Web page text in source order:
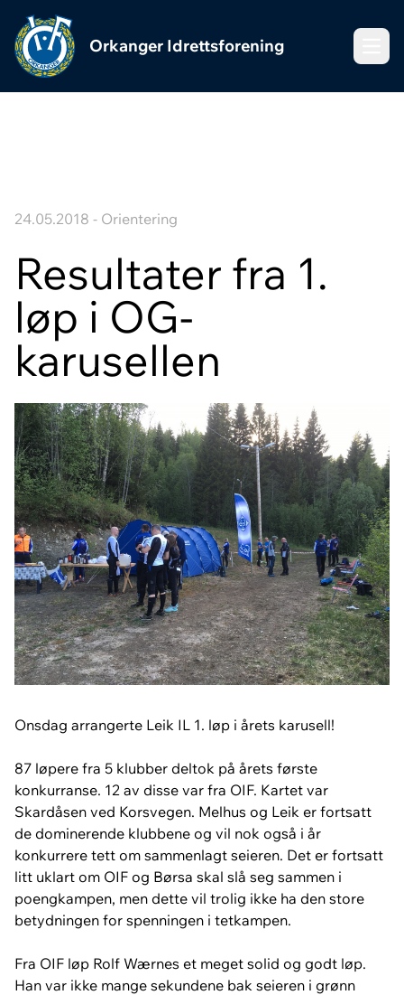
Orkanger Idrettsforening
24.05.2018 - Orientering
Resultater fra 1.
løp i OG-
karusellen
Onsdag arrangerte Leik IL 1. løp i årets karusell!
87 løpere fra 5 klubber deltok på årets første
konkurranse. 12 av disse var fra OIF. Kartet var
Skardåsen ved Korsvegen. Melhus og Leik er fortsatt
de dominerende klubbene og vil nok også i år
konkurrere tett om sammenlagt seieren. Det er fortsatt
litt uklart om OIF og Børsa skal slå seg sammen i
poengkampen, men dette vil trolig ikke ha den store
betydningen for spenningen i tetkampen.
Fra OIF løp Rolf Wærnes et meget solid og godt løp.
Han var ikke mange sekundene bak seieren i grønn